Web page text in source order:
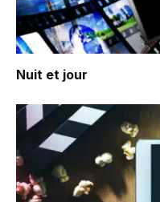
Nuit et jour